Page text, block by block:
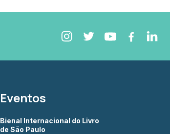
Eventos
Bienal Internacional do Livro
de São Paulo